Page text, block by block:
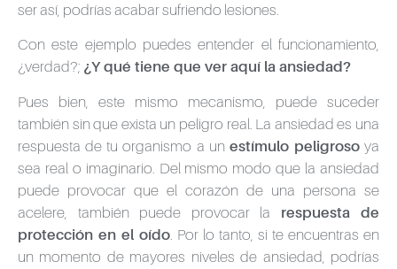
ser así, podrías acabar sufriendo lesiones.
Con este ejemplo puedes entender el funcionamiento,
¿verdad?; ¿Y qué tiene que ver aquí la ansiedad?
Pues bien, este mismo mecanismo, puede suceder
también sin que exista un peligro real. La ansiedad es una
respuesta de tu organismo a un estímulo peligrosoya
sea real o imaginario. Del mismo modo que la ansiedad
puede provocar que el corazón de una persona se
acelere, también puede provocar la respuesta de
protección en el oído . Por lo tanto, si te encuentras en
un momento de mayores niveles de ansiedad, podrías